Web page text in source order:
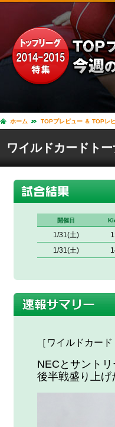
ホーム TOPプレビュー ＆ TOPレ
ワイルドカードト
開催日
1/31(土)
1/31(土)
［ワイルドカー
NECとサント
後半戦盛り上げ